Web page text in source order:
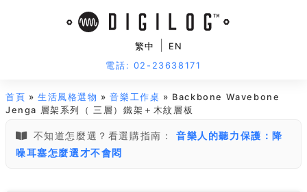
繁中
EN
電話: 02-23638171
首頁 »生活風格選物 »音樂工作桌 » Backbone Wavebone
Jenga 層架系列（ 三層）鐵架＋木紋層板
不知道怎麼選？看選購指南：
音樂人的聽力保護：降
噪耳塞怎麼選才不會悶